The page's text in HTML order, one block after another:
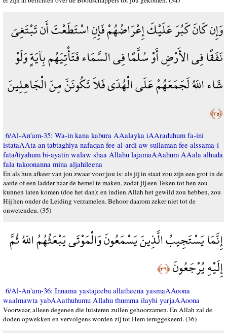
وَإِن كَانَ كَبُرَ عَلَيْكَ إِعْرَاضُهُمْ فَإِنِ اسْتَطَعْتَ أَن تَبْتَغِيَ
نَفَقًا فِي الأَرْضِ أَوْ سُلَّمًا فِي السَّمَاء فَتَأْتِيَهُم بِآيَةٍ وَلَوْ
شَاء اللّهُ لَجَمَعَهُمْ عَلَى الْهُدَى فَلاَ تَكُونَنَّ مِنَ الْجَاهِلِينَ
﴿٣٥﴾
6/Al-An'am-35: Wa-in kana kabura AAalayka iAAraduhum fa-ini
istataAAta an tabtaghiya nafaqan fee al-ardi aw sullaman fee alssama-i
fata/tiyahum bi-ayatin walaw shaa Allahu lajamaAAahum AAala alhuda
fala takoonanna mina aljahileena
En als hun afkeer van jou zwaar voor jou is: als jij in staat zou zijn een grot in de
aarde of een ladder naar de hemel te maken, zodat jij een Teken tot hen zou
kunnen laten komen (doe het dan); en indien Allah het gewild zou hebben, zou
Hij hen onder de Leiding verzamelen. Behoor daarom zeker niet tot de
onwetenden. (35)
إِنَّمَا يَسْتَجِيبُ الَّذِينَ يَسْمَعُونَ وَالْمَوْتَى يَبْعَثُهُمُ اللّهُ ثُمَّ
إِلَيْهِ يُرْجَعُونَ﴿٣٦﴾
6/Al-An'am-36: Innama yastajeebu allatheena yasmaAAoona
waalmawta yabAAathuhumu Allahu thumma ilayhi yurjaAAoona
Voorwaar, alleen degenen die luisteren zullen gehoorzamen. En Allah zal de
doden opwekken en vervolgens worden zij tot Hem teruggekeerd. (36)